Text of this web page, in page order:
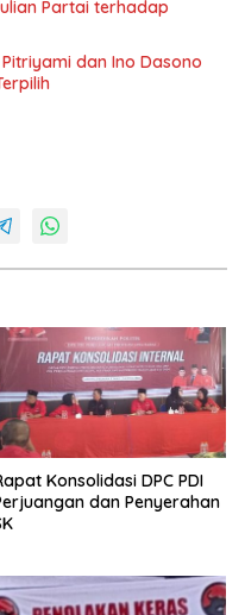
Partai terhadap
dan Ino Dasono
Konsolidasi DPC PDI
dan Penyerahan